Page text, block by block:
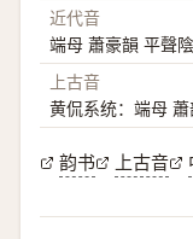
近代音
端母 蕭豪韻 平聲陰
上古音
黄侃系统：端母 蕭
韵书 上古音